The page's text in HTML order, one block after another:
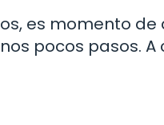
es momento
pocos pasos.